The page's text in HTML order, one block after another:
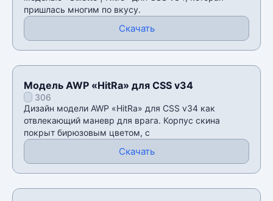
пришлась многим по вкусу.
Скачать
Модель AWP «HitRa» для CSS v34
306
Дизайн модели AWP «HitRa» для CSS v34 как
отвлекающий маневр для врага. Корпус скина
покрыт бирюзовым цветом, с
Скачать